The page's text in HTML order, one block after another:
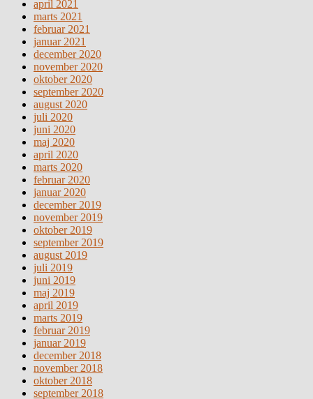
april 2021
marts 2021
februar 2021
januar 2021
december 2020
november 2020
oktober 2020
september 2020
august 2020
juli 2020
juni 2020
maj 2020
april 2020
marts 2020
februar 2020
januar 2020
december 2019
november 2019
oktober 2019
september 2019
august 2019
juli 2019
juni 2019
maj 2019
april 2019
marts 2019
februar 2019
januar 2019
december 2018
november 2018
oktober 2018
september 2018